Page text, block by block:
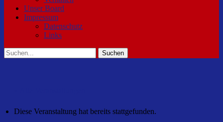
Unser Board
Impressum
Datenschutz
Links
Suchen
Suchen
nach:
Diese Veranstaltung hat bereits stattgefunden.